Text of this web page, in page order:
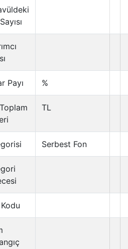
Payı %
TL
Serbest Fon